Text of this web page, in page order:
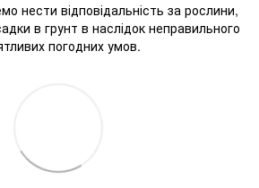
нести відповідальність за рослини,
в грунт в наслідок неправильного
погодних умов.